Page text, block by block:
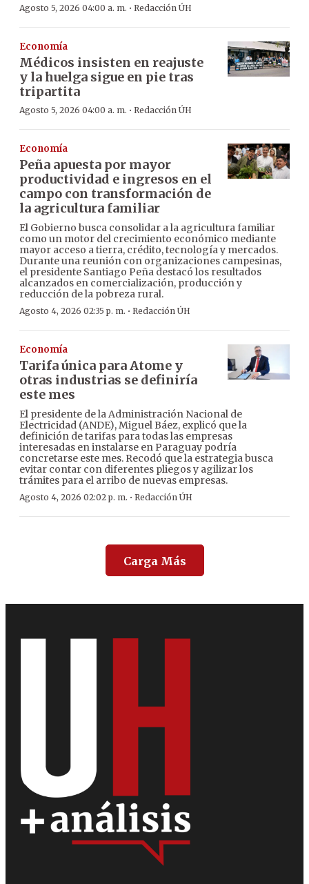
Agosto 5, 2026 04:00 a. m. · Redacción ÚH
Economía
Médicos insisten en reajuste
y la huelga sigue en pie tras
tripartita
Agosto 5, 2026 04:00 a. m. · Redacción ÚH
Economía
Peña apuesta por mayor
productividad e ingresos en el
campo con transformación de
la agricultura familiar
El Gobierno busca consolidar a la agricultura familiar
como un motor del crecimiento económico mediante
mayor acceso a tierra, crédito, tecnología y mercados.
Durante una reunión con organizaciones campesinas,
el presidente Santiago Peña destacó los resultados
alcanzados en comercialización, producción y
reducción de la pobreza rural.
Agosto 4, 2026 02:35 p. m. · Redacción ÚH
Economía
Tarifa única para Atome y
otras industrias se definiría
este mes
El presidente de la Administración Nacional de
Electricidad (ANDE), Miguel Báez, explicó que la
definición de tarifas para todas las empresas
interesadas en instalarse en Paraguay podría
concretarse este mes. Recodó que la estrategia busca
evitar contar con diferentes pliegos y agilizar los
trámites para el arribo de nuevas empresas.
Agosto 4, 2026 02:02 p. m. · Redacción ÚH
Carga Más